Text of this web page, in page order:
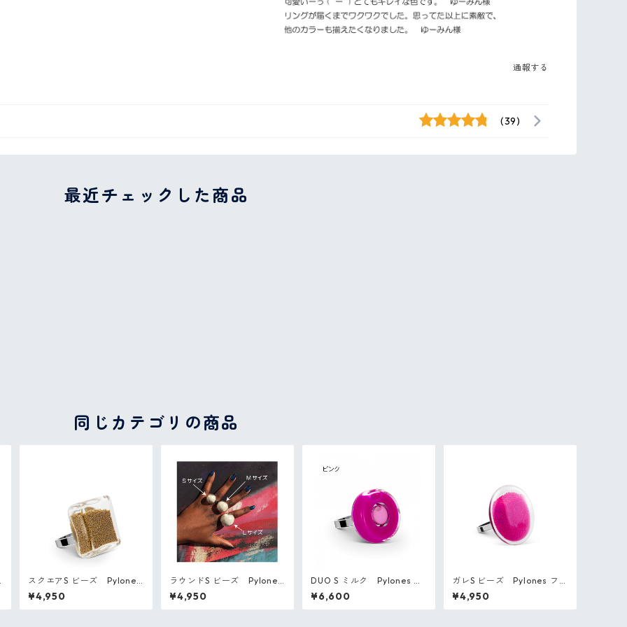
通報する
(39)
最近チェックした商品
同じカテゴリの商品
スクエアS ビーズ Pylones
フランス ガラスのリング
¥4,950
ラウンドS ビーズ Pylones
フランス ガラスのリング
¥4,950
DUO S ミルク Pylones フ
ランス ガラスのリング
¥6,600
ガレS ビーズ Pylones フラ
ンス ガラスのリング
¥4,950